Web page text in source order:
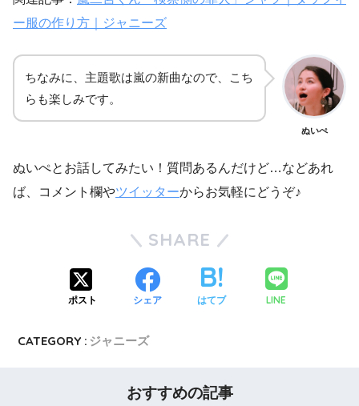
ー服の作り方｜ジャニーズ
ちなみに、主題歌は嵐の新曲なので、こち
らも楽しみです。
ぬいぺ
ぬいぺとお話してみたい！質問あるんだけど…などあれ
ば、コメント欄やツイッターからお気軽にどうぞ♪
SHARE
ポスト シェア はてブ LINE
CATEGORY : ジャニーズ
おすすめの記事